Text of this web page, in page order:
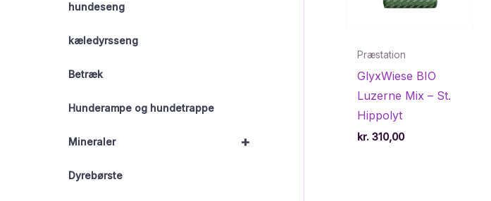
hundeseng
kæledyrsseng
Betræk
Hunderampe og hundetrappe
+
Mineraler
Dyrebørste
Præstation
GlyxWiese BIO
Luzerne Mix – St.
Hippolyt
kr. 310,00